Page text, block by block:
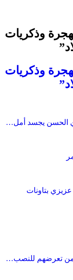
وذكريات
وذكريات
الحسن يجسد أمل…
بتاونات
من تعرضهم للنصب…